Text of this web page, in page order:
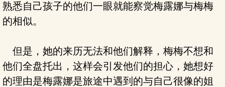
熟悉自己孩子的他们一眼就能察觉梅露娜与梅梅
的相似。
但是，她的来历无法和他们解释，梅梅不想和
他们全盘托出，这样会引发他们的担心，她想好
的理由是梅露娜是旅途中遇到的与自己很像的姐